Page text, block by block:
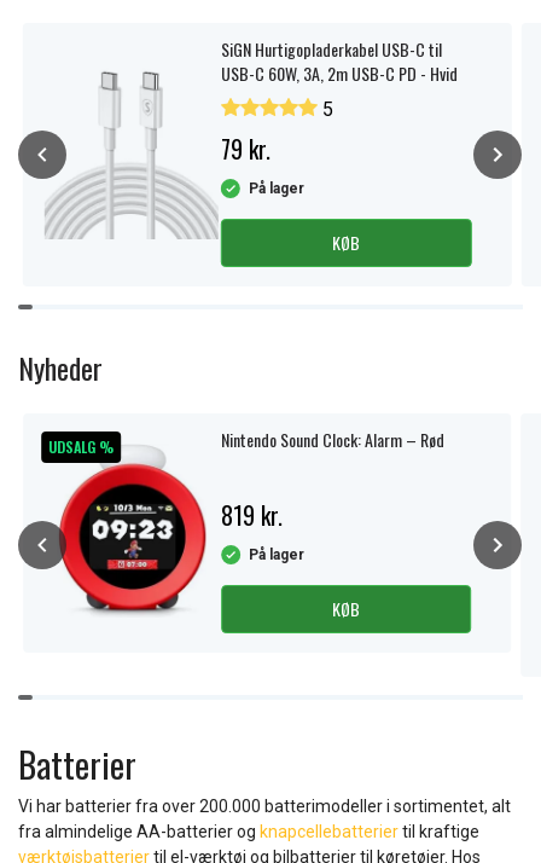
SiGN Hurtigopladerkabel USB-C til
USB-C 60W, 3A, 2m USB-C PD - Hvid
5
79 kr.
På lager
KØB
of
11
Nyheder
UDSALG % Nintendo Sound Clock: Alarm – Rød
819 kr.
På lager
KØB
of
10
Batterier
Vi har batterier fra over 200.000 batterimodeller i sortimentet, alt
fra almindelige AA-batterier og knapcellebatteriertil kraftige
værktøjsbatteriertil el-værktøj og bilbatterier til køretøjer. Hos